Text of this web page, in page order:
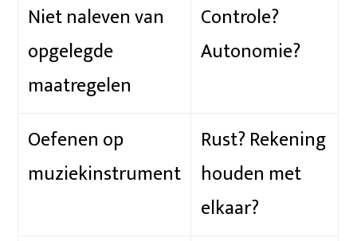
Niet naleven van
opgelegde
maatregelen
Controle?
Autonomie?
Oefenen op
muziekinstrument
Rust? Rekening
houden met
elkaar?